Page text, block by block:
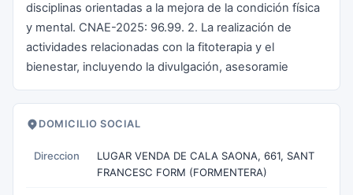
disciplinas orientadas a la mejora de la condición física
y mental. CNAE-2025: 96.99. 2. La realización de
actividades relacionadas con la fitoterapia y el
bienestar, incluyendo la divulgación, asesoramie
DOMICILIO SOCIAL
Direccion
LUGAR VENDA DE CALA SAONA, 661, SANT
FRANCESC FORM (FORMENTERA)